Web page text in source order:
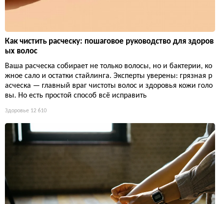
Как чистить расческу: пошаговое руководство для здоров
ых волос
Ваша расческа собирает не только волосы, но и бактерии, ко
жное сало и остатки стайлинга. Эксперты уверены: грязная р
асческа — главный враг чистоты волос и здоровья кожи голо
вы. Но есть простой способ всё исправить
Здоровье 12 610